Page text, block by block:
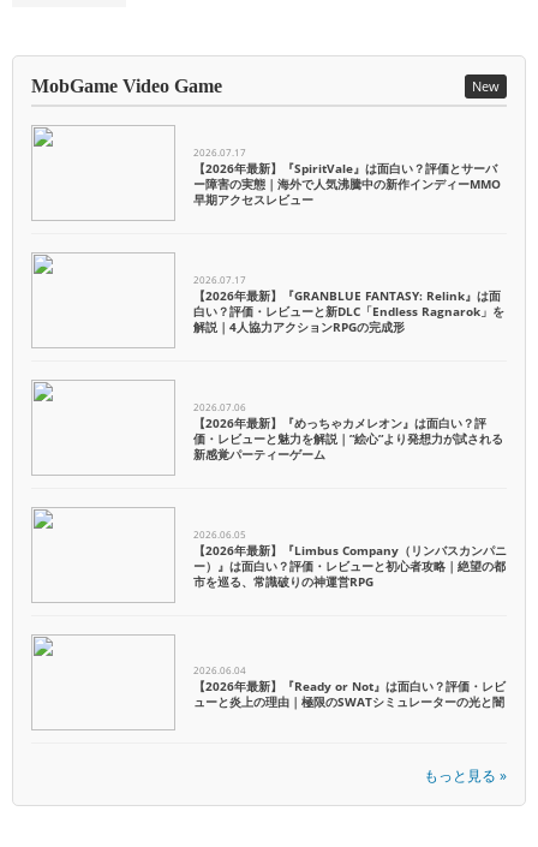
MobGame Video Game New
2026.07.17
【2026年最新】『SpiritVale』は面白い？評価とサーバ
ー障害の実態｜海外で人気沸騰中の新作インディーMMO
早期アクセスレビュー
2026.07.17
【2026年最新】『GRANBLUE FANTASY: Relink』は面
白い？評価・レビューと新DLC「Endless Ragnarok」を
解説｜4人協力アクションRPGの完成形
2026.07.06
【2026年最新】『めっちゃカメレオン』は面白い？評
価・レビューと魅力を解説｜”絵心”より発想力が試される
新感覚パーティーゲーム
2026.06.05
【2026年最新】『Limbus Company（リンバスカンパニ
ー）』は面白い？評価・レビューと初心者攻略｜絶望の都
市を巡る、常識破りの神運営RPG
2026.06.04
【2026年最新】『Ready or Not』は面白い？評価・レビ
ューと炎上の理由｜極限のSWATシミュレーターの光と闇
もっと見る »